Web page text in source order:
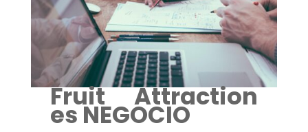
Fruit Attraction
es NEGOCIO